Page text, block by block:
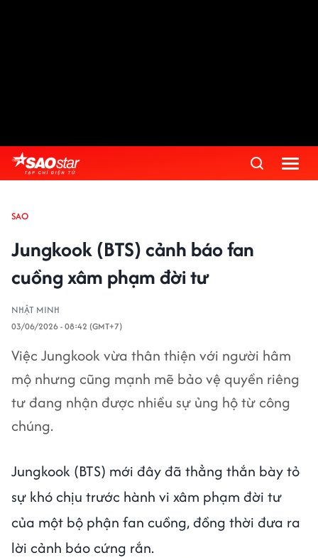
SAO
Jungkook (BTS) cảnh báo fan
cuồng xâm phạm đời tư
NHẬT MINH
03/06/2026 - 08:42 (GMT+7)
Việc Jungkook vừa thân thiện với người hâm
mộ nhưng cũng mạnh mẽ bảo vệ quyền riêng
tư đang nhận được nhiều sự ủng hộ từ công
chúng.
Jungkook (BTS) mới đây đã thẳng thắn bày tỏ
sự khó chịu trước hành vi xâm phạm đời tư
của một bộ phận fan cuồng, đồng thời đưa ra
lời cảnh báo cứng rắn.